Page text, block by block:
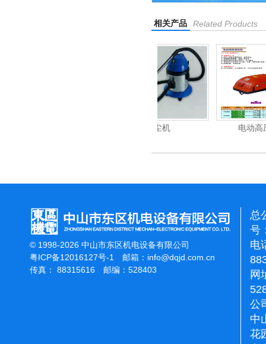
相关产品 Related Products
电动高压清洗机
© 1998-2026 中山市东区机电设备有限公司
粤ICP备12016127号-1
邮箱： info@dqjd.com.cn
传真： 88315616 邮编：528403
总
号
电
网
公
中
花